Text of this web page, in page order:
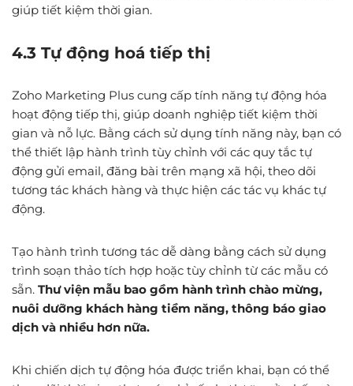
giúp tiết kiệm thời gian.
4.3 Tự động hoá tiếp thị
Zoho Marketing Plus cung cấp tính năng tự động hóa
hoạt động tiếp thị, giúp doanh nghiệp tiết kiệm thời
gian và nỗ lực. Bằng cách sử dụng tính năng này, bạn có
thể thiết lập hành trình tùy chỉnh với các quy tắc tự
động gửi email, đăng bài trên mạng xã hội, theo dõi
tương tác khách hàng và thực hiện các tác vụ khác tự
động.
Tạo hành trình tương tác dễ dàng bằng cách sử dụng
trình soạn thảo tích hợp hoặc tùy chỉnh từ các mẫu có
sẵn. Thư viện mẫu bao gồm hành trình chào mừng,
nuôi dưỡng khách hàng tiềm năng, thông báo giao
dịch và nhiều hơn nữa.
Khi chiến dịch tự động hóa được triển khai, bạn có thể